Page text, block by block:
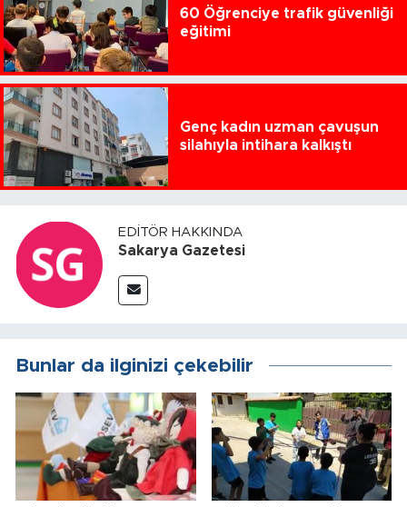
60 Öğrenciye trafik güvenliği
eğitimi
Genç kadın uzman çavuşun
silahıyla intihara kalkıştı
EDITÖR HAKKINDA
Sakarya Gazetesi
Bunlar da ilginizi çekebilir